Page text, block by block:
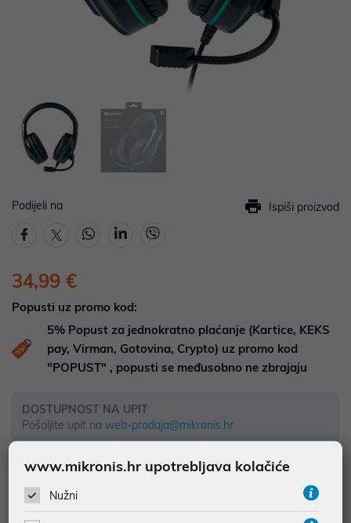
Podijeli na Ispiši proizvod
34,99 €
Popusti uz promo kod:
5% Popust za jednokratno plaćanje (Kartice, KEKS
pay, Virman, Gotovina, Crypto) uz promo kod
"POPUST" , popusti se međusobno ne zbrajaju
DOSTUPNOST NA UPIT
Pošaljite upit na web-prodaja@mikronis.hr
www.mikronis.hr upotrebljava kolačiće
Nužni